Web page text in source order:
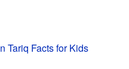
Tariq Facts for Kids